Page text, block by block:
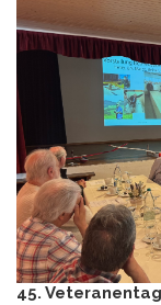
45.